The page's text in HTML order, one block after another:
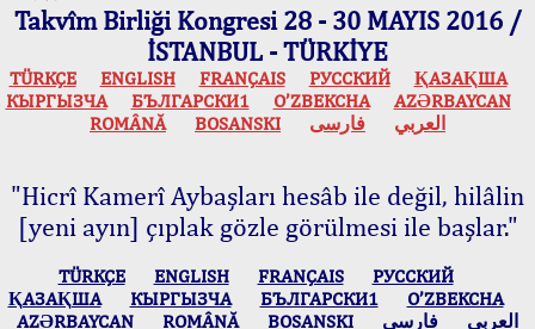
Takvîm Birliği Kongresi 28 - 30 MAYIS 2016 /
İSTANBUL - TÜRKİYE
TÜRKÇE ENGLISH FRANÇAIS РУССКИЙ
ҚАЗАҚША
КЫPГЫЗЧA
БЪЛГАРСКИ1 O’ZBEKCHA
AZӘRBAYCAN
ROMÂNĂ
BOSANSKI العربي فارسی
"Hicrî Kamerî Aybaşları hesâb ile değil, hilâlin
[yeni ayın] çıplak gözle görülmesi ile başlar."
TÜRKÇE ENGLISH FRANÇAIS
РУССКИЙ
ҚАЗАҚША
КЫPГЫЗЧA БЪЛГАРСКИ1
O’ZBEKCHA
AZӘRBAYCAN
ROMÂNĂ BOSANSKI العربي فارسی